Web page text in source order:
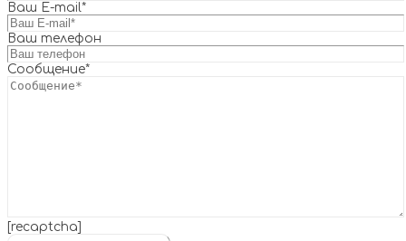
Ваш E-mail*
Ваш телефон
Сообщение*
[recaptcha]